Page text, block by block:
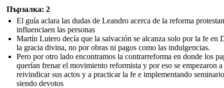
Пързалка: 2
El guía aclara las dudas de Leandro acerca de la reforma
influenciaen las personas
Martín Lutero decía que la salvación se alcanza solo por la fe en
la gracia divina, no por obras ni pagos como las indulgencias.
Pero por otro lado encontramos la contrarreforma en donde los
querían frenar el movimiento reformista y por eso se empezaron a
reivindicar sus actos y a practicar la fe e implementando
siendo devotos